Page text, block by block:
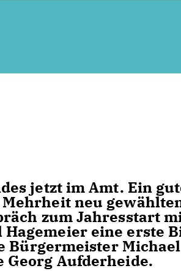
jetzt im Amt. Ein
neu
zum Jahresstart
eine erste
Georg Aufderheide.